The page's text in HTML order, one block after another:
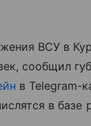
ВСУ в
сообщил
в Telegram-
в базе